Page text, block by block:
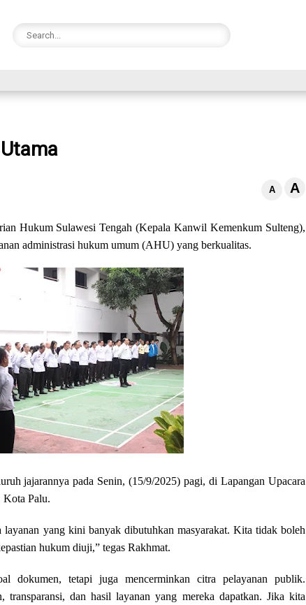
A A
Hukum Sulawesi Tengah (Kepala Kanwil Kemenkum Sulteng),
administrasi hukum umum (AHU) yang berkualitas.
jajarannya pada Senin, (15/9/2025) pagi, di Lapangan Upacara
Kota Palu.
layanan yang kini banyak dibutuhkan masyarakat. Kita tidak boleh
hukum diuji,” tegas Rakhmat.
dokumen, tetapi juga mencerminkan citra pelayanan publik.
transparansi, dan hasil layanan yang mereka dapatkan. Jika kita